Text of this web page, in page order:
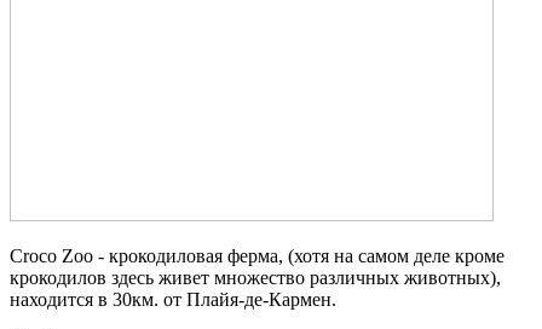
Croco Zoo - крокодиловая ферма, (хотя на самом деле кроме
крокодилов здесь живет множество различных животных),
находится в 30км. от Плайя-де-Кармен.